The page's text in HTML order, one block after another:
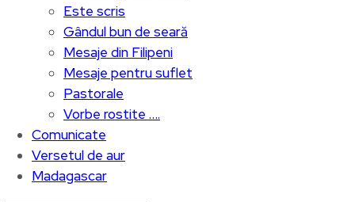
Este scris
Gândul bun de seară
Mesaje din Filipeni
Mesaje pentru suflet
Pastorale
Vorbe rostite ….
Comunicate
Versetul de aur
Madagascar